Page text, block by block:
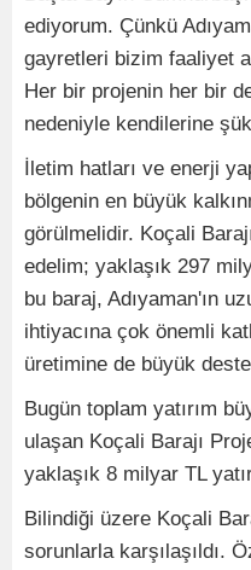
ediyorum. Çünkü
gayretleri bizim faaliyet
Her bir projenin her bir
nedeniyle kendilerine
İletim hatları ve enerji
bölgenin en büyük
görülmelidir. Koçali
edelim; yaklaşık 297
bu baraj, Adıyaman'ın
ihtiyacına çok önemli
üretimine de büyük
Bugün toplam yatırım
ulaşan Koçali Barajı
yaklaşık 8 milyar TL
Bilindiği üzere Koçali
sorunlarla karşılaşıldı.